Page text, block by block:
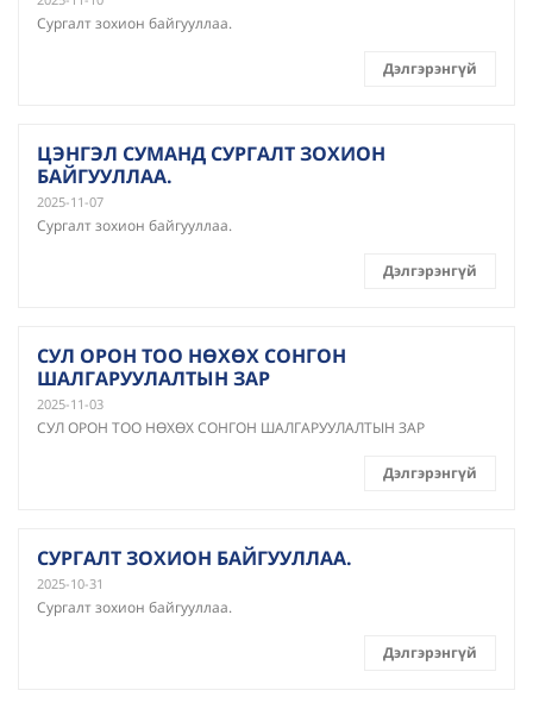
Сургалт зохион байгууллаа.
Дэлгэрэнгүй
ЦЭНГЭЛ СУМАНД СУРГАЛТ ЗОХИОН
БАЙГУУЛЛАА.
2025-11-07
Сургалт зохион байгууллаа.
Дэлгэрэнгүй
СУЛ ОРОН ТОО НӨХӨХ СОНГОН
ШАЛГАРУУЛАЛТЫН ЗАР
2025-11-03
СУЛ ОРОН ТОО НӨХӨХ СОНГОН ШАЛГАРУУЛАЛТЫН ЗАР
Дэлгэрэнгүй
СУРГАЛТ ЗОХИОН БАЙГУУЛЛАА.
2025-10-31
Сургалт зохион байгууллаа.
Дэлгэрэнгүй